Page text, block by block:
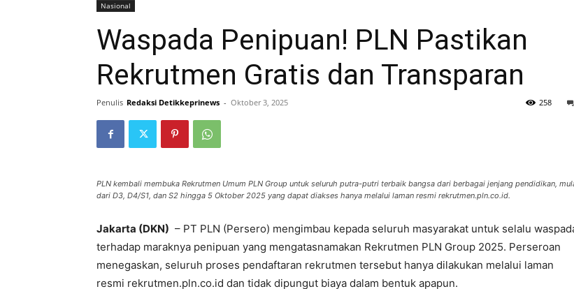
Nasional
Waspada Penipuan! PLN Pastikan
Rekrutmen Gratis dan Transparan
Penulis Redaksi Detikkeprinews - Oktober 3, 2025 258
PLN kembali membuka Rekrutmen Umum PLN Group untuk seluruh putra-putri terbaik bangsa dari berbagai jenjang pendidikan,
dari D3, D4/S1, dan S2 hingga 5 Oktober 2025 yang dapat diakses hanya melalui laman resmi rekrutmen.pln.co.id.
Jakarta (DKN) – PT PLN (Persero) mengimbau kepada seluruh masyarakat untuk selalu
terhadap maraknya penipuan yang mengatasnamakan Rekrutmen PLN Group 2025. Perseroan
menegaskan, seluruh proses pendaftaran rekrutmen tersebut hanya dilakukan melalui laman
resmi rekrutmen.pln.co.id dan tidak dipungut biaya dalam bentuk apapun.